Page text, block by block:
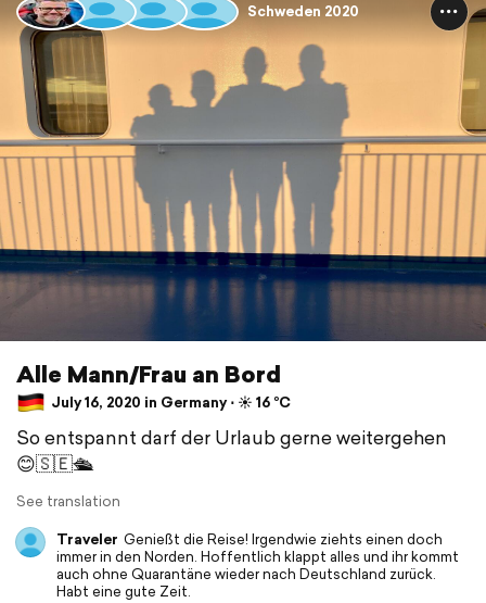
Schweden 2020
Alle Mann/Frau an Bord
July 16, 2020 in Germany ⋅ ☀️ 16 °C
So entspannt darf der Urlaub gerne weitergehen
😊🇸🇪🛳
See translation
Traveler Genießt die Reise! Irgendwie ziehts einen doch
immer in den Norden. Hoffentlich klappt alles und ihr kommt
auch ohne Quarantäne wieder nach Deutschland zurück.
Habt eine gute Zeit.